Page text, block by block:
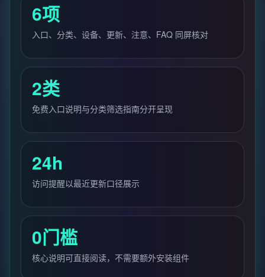
6项
入口、分类、设备、更新、注意、FAQ 同屏核对
2类
免费入口说明与分类筛选指南分开呈现
24h
访问提醒以最近更新口径展示
0门槛
核心说明可直接阅读，不需要额外安装组件